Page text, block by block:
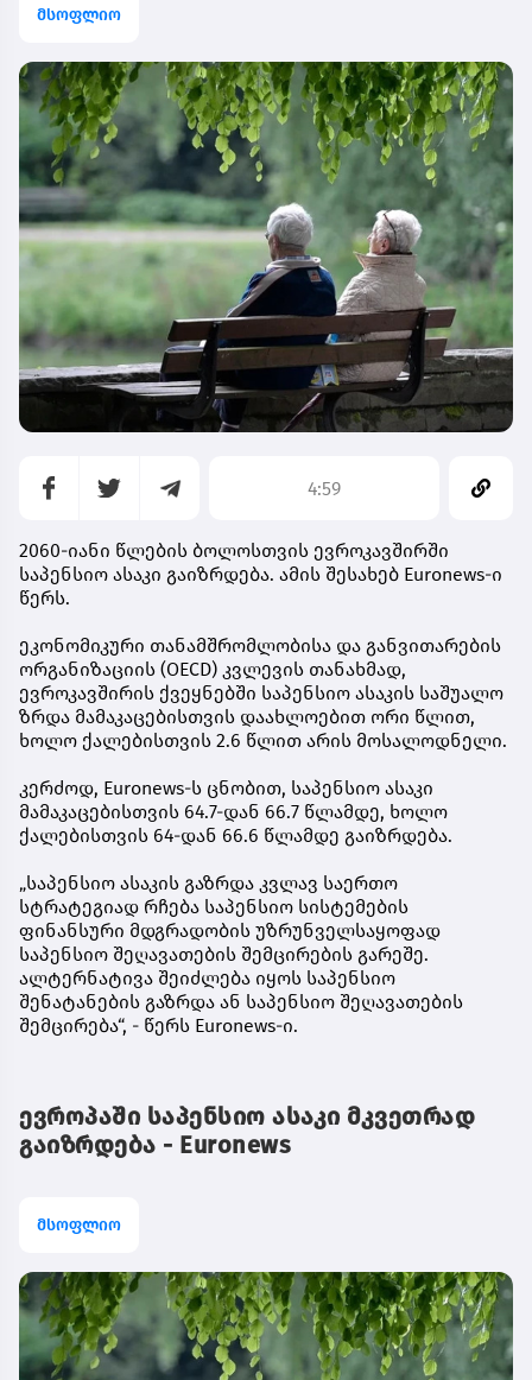
მსოფლიო
4:59
2060-იანი წლების ბოლოსთვის ევროკავშირში
საპენსიო ასაკი გაიზრდება. ამის შესახებ Euronews-ი
წერს.
ეკონომიკური თანამშრომლობისა და განვითარების
ორგანიზაციის (OECD) კვლევის თანახმად,
ევროკავშირის ქვეყნებში საპენსიო ასაკის საშუალო
ზრდა მამაკაცებისთვის დაახლოებით ორი წლით,
ხოლო ქალებისთვის 2.6 წლით არის მოსალოდნელი.
კერძოდ, Euronews-ს ცნობით, საპენსიო ასაკი
მამაკაცებისთვის 64.7-დან 66.7 წლამდე, ხოლო
ქალებისთვის 64-დან 66.6 წლამდე გაიზრდება.
„საპენსიო ასაკის გაზრდა კვლავ საერთო
სტრატეგიად რჩება საპენსიო სისტემების
ფინანსური მდგრადობის უზრუნველსაყოფად
საპენსიო შეღავათების შემცირების გარეშე.
ალტერნატივა შეიძლება იყოს საპენსიო
შენატანების გაზრდა ან საპენსიო შეღავათების
შემცირება“, - წერს Euronews-ი.
ევროპაში საპენსიო ასაკი მკვეთრად
გაიზრდება - Euronews
მსოფლიო